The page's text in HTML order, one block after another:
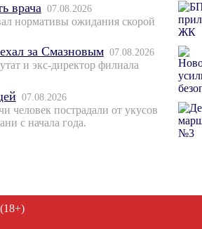
врача 07.08.2026
нормативы ожидания скорой
за Смазновым 07.08.2026
и экс-директор филиала
07.08.2026
человек пострадали от укусов
с начала года.